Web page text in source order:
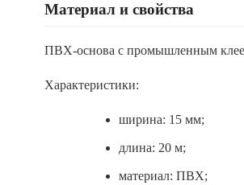
Материал и свойства
ПВХ-основа с промышленным
Характеристики:
ширина: 15 мм;
длина: 20 м;
материал: ПВХ;